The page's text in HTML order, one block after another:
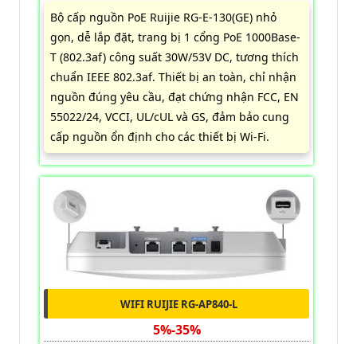
Bộ cấp nguồn PoE Ruijie RG-E-130(GE) nhỏ
gọn, dễ lắp đặt, trang bị 1 cổng PoE 1000Base-
T (802.3af) công suất 30W/53V DC, tương thích
chuẩn IEEE 802.3af. Thiết bị an toàn, chỉ nhận
nguồn đúng yêu cầu, đạt chứng nhận FCC, EN
55022/24, VCCI, UL/cUL và GS, đảm bảo cung
cấp nguồn ổn định cho các thiết bị Wi-Fi.
WIFI RUIJIE RG-AP840-L
5%-35%